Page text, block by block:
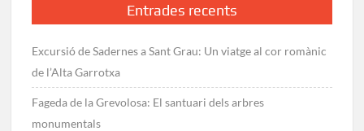
Entrades recents
Excursió de Sadernes a Sant Grau: Un viatge al cor romànic
de l’Alta Garrotxa
Fageda de la Grevolosa: El santuari dels arbres
monumentals